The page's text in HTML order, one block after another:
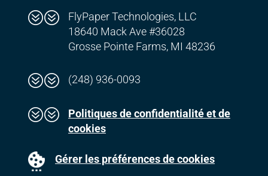
??
FlyPaper Technologies, LLC
18640 Mack Ave #36028
Grosse Pointe Farms, MI 48236
?? (248) 936-0093
??
Politiques de confidentialité et de
cookies
Gérer les préférences de cookies